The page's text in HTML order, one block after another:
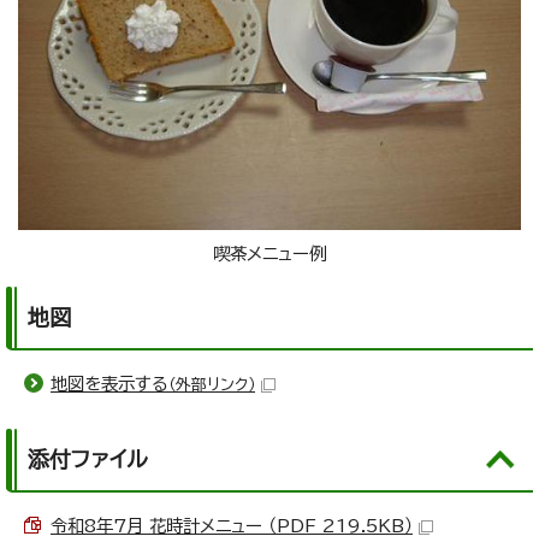
喫茶メニュー例
地図
地図を表示する （外部リンク）
添付ファイル
令和8年7月 花時計メニュー （PDF 219.5KB）